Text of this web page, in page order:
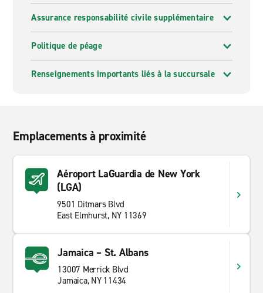
Assurance responsabilité civile supplémentaire
Politique de péage
Renseignements importants liés à la succursale
Emplacements à proximité
Aéroport LaGuardia de New York
(LGA)
9501 Ditmars Blvd
East Elmhurst, NY 11369
Jamaica – St. Albans
13007 Merrick Blvd
Jamaica, NY 11434